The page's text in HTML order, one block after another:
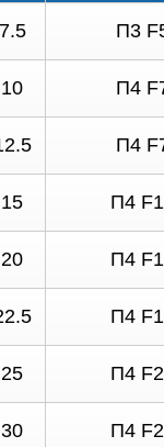
П3
П4
П4
П4
П4
П4
П4
П4